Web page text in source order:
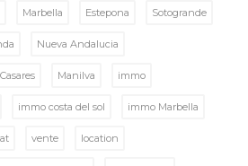
Marbella Estepona Sotogrande
Nueva Andalucia
Casares Manilva immo
immo costa del sol immo Marbella
vente location